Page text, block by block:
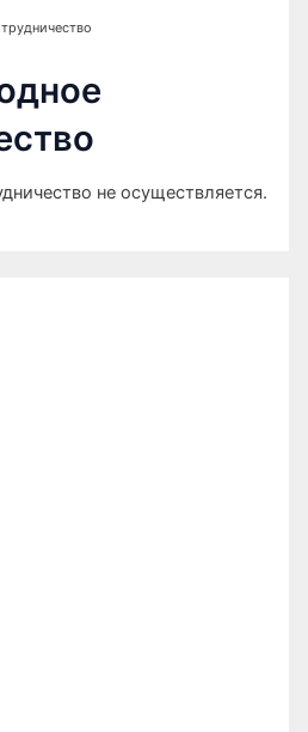
не осуществляется.